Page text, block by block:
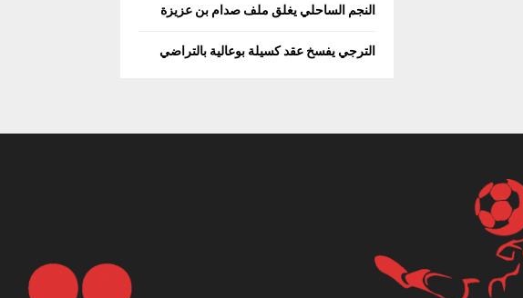
النجم الساحلي يغلق ملف صدام بن عزيزة
الترجي يفسخ عقد كسيلة بوعالية بالتراضي